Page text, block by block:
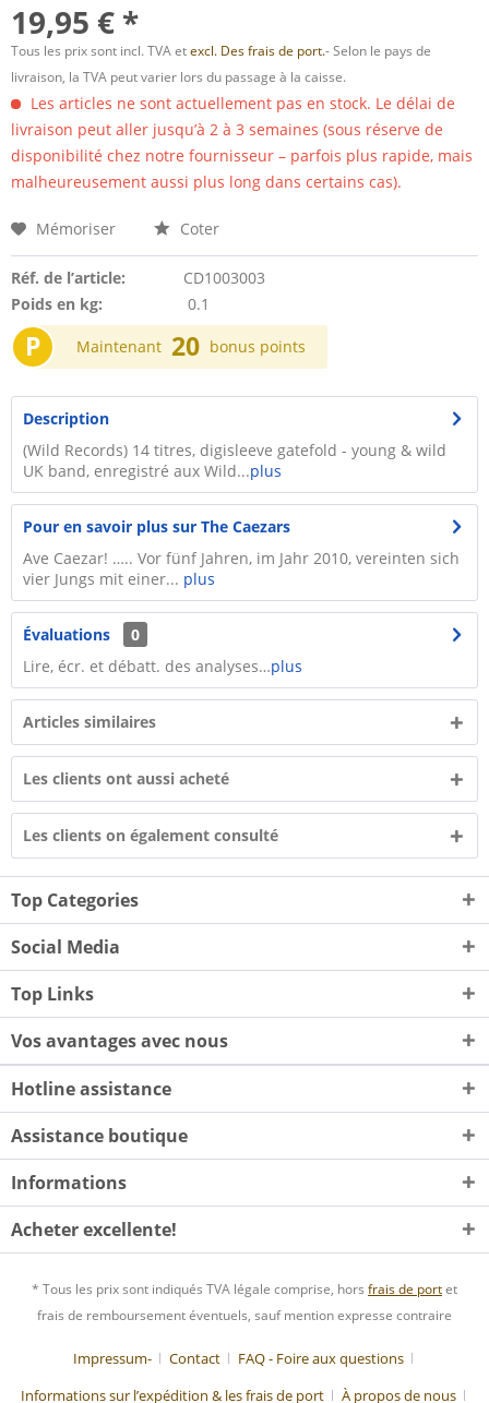
19,95 € *
Tous les prix sont incl. TVA etexcl. Des frais de port.- Selon le pays de
livraison, la TVA peut varier lors du passage à la caisse.
Les articles ne sont actuellement pas en stock. Le délai de
livraison peut aller jusqu’à 2 à 3 semaines (sous réserve de
disponibilité chez notre fournisseur – parfois plus rapide, mais
malheureusement aussi plus long dans certains cas).
Mémoriser Coter
Réf. de l’article:
CD1003003
Poids en kg:
0.1
P Maintenant 20 bonus points
Description
(Wild Records) 14 titres, digisleeve gatefold - young & wild
UK band, enregistré aux Wild...plus
Pour en savoir plus sur The Caezars
Ave Caezar! ….. Vor fünf Jahren, im Jahr 2010, vereinten sich
vier Jungs mit einer... plus
Évaluations
0
Lire, écr. et débatt. des analyses…plus
Articles similaires
Les clients ont aussi acheté
Les clients on également consulté
Top Categories
Social Media
Top Links
Vos avantages avec nous
Hotline assistance
Assistance boutique
Informations
Acheter excellente!
* Tous les prix sont indiqués TVA légale comprise, hors frais de portet
frais de remboursement éventuels, sauf mention expresse contraire
Impressum- Contact
FAQ - Foire aux questions
Informations sur l’expédition & les frais de port
À propos de nous